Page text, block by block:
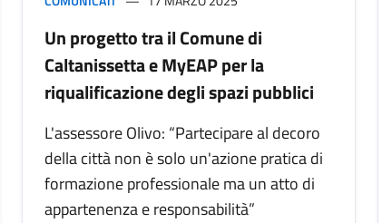
Un progetto tra il Comune di
Caltanissetta e MyEAP per la
riqualificazione degli spazi pubblici
L'assessore Olivo: “Partecipare al decoro
della città non è solo un'azione pratica di
formazione professionale ma un atto di
appartenenza e responsabilità”